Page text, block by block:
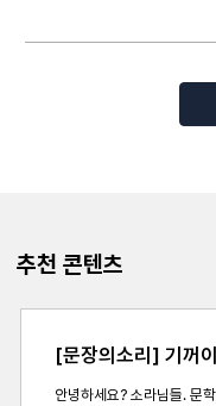
추천 콘텐츠
[문장의소리] 기꺼
안녕하세요? 소라님들. 문학의 소리를 듣고 전하는 문학 라디오, '문장의소리'입니다. 저는 DJ 황인찬입